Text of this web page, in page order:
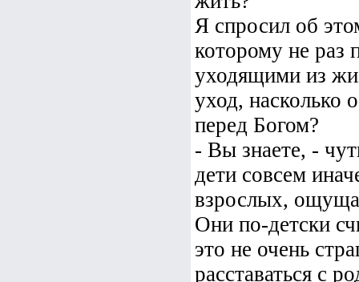
Я спросил об
которому не раз
уходящими из
уход, насколько
перед Богом?
- Вы знаете, -
дети совсем
взрослых,
Они по-детски
это не очень
расставаться с